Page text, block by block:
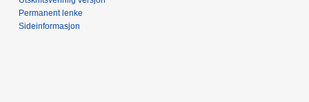
Permanent lenke
Sideinformasjon